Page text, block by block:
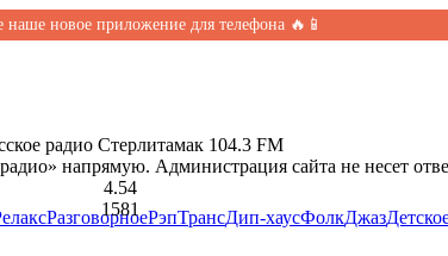
наше новое приложение для телефона 🔥📱
РазговорноеРэпТрансДип-хаусФолкДжаз
напрямую. Администрация сайта не несет
4.54
1581